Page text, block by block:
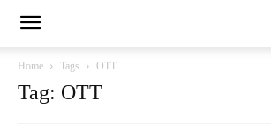
Home Tags OTT
Tag: OTT